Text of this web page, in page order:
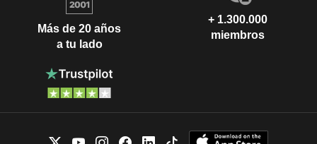
Más de 20 años
a tu lado
+ 1.300.000
miembros